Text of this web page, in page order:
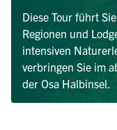
Diese Tour führt
Regionen und
intensiven
verbringen Sie im
der Osa Halbinsel.